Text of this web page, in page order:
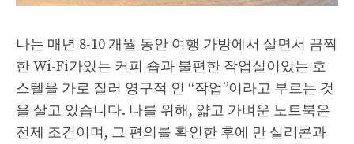
나는 매년 8-10 개월 동안 여행 가방에서 살면서 끔찍
한 Wi-Fi가있는 커피 숍과 불편한 작업실이있는 호
스텔을 가로 질러 영구적 인 “작업”이라고 부르는 것
을 살고 있습니다. 나를 위해, 얇고 가벼운 노트북은
전제 조건이며, 그 편의를 확인한 후에 만 ​​실리콘과